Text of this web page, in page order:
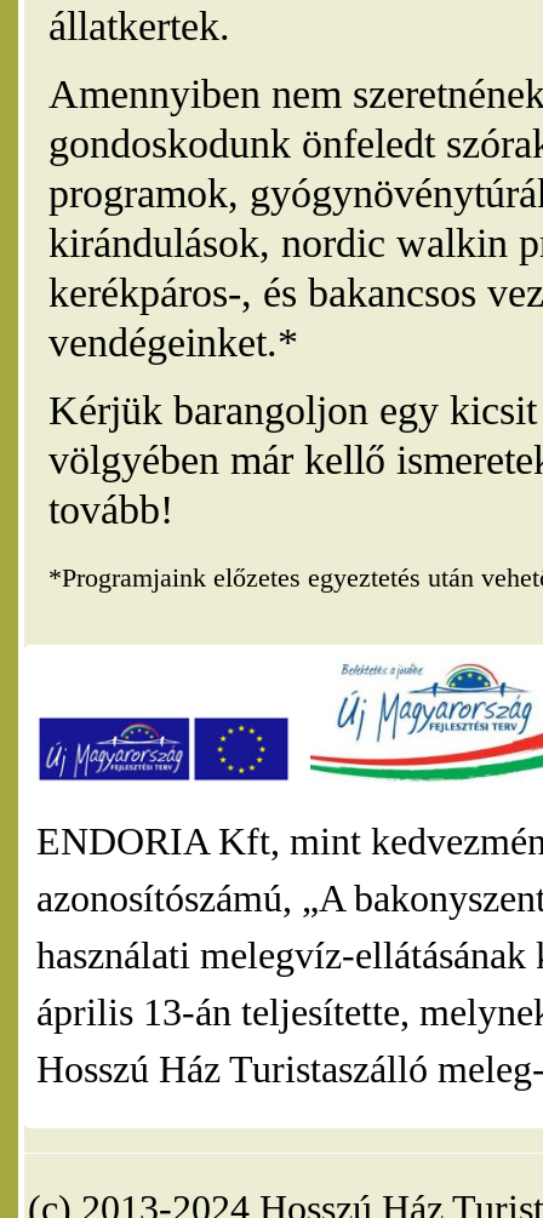
állatkertek.
Amennyiben nem
gondoskodunk önfeledt
programok,
kirándulások, nordic walkin
kerékpáros-, és bakancsos
vendégeinket.*
Kérjük barangoljon egy
völgyében már kellő
tovább!
*Programjaink előzetes egyeztetés után
ENDORIA Kft, mint
azonosítószámú, „A
használati melegvíz-
április 13-án teljesítette,
Hosszú Ház Turistaszálló
(c) 2013-2024 Hosszú Ház